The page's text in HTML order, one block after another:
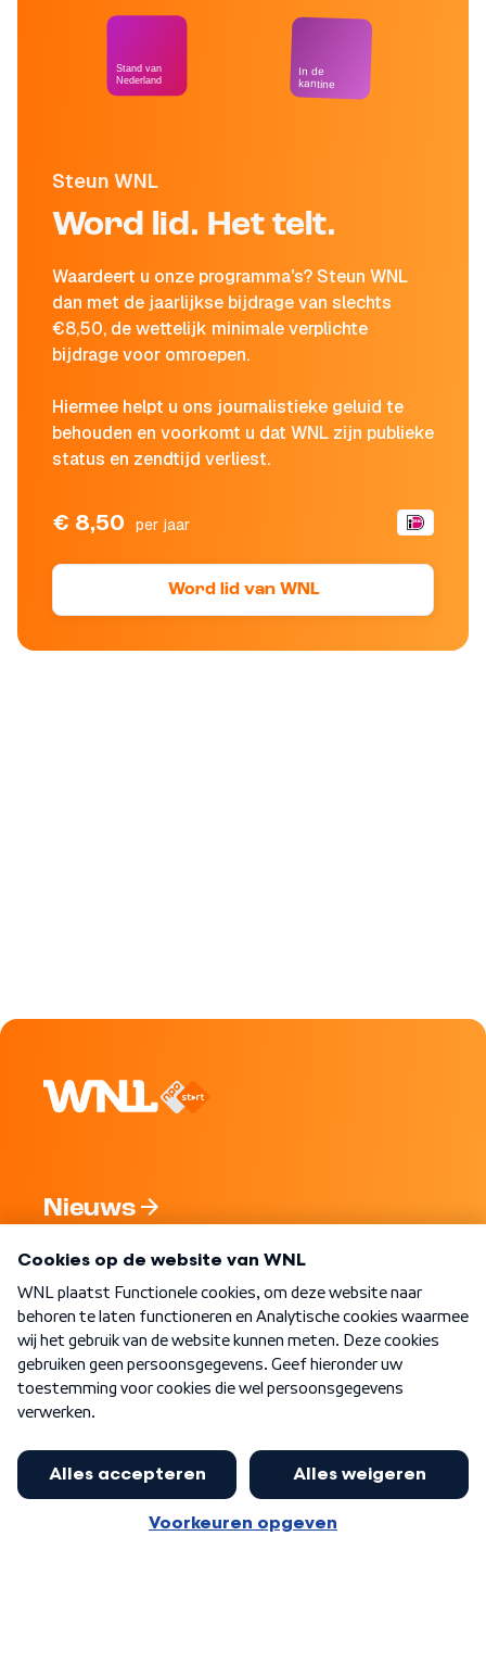
Steun WNL
Word lid. Het telt.
Waardeert u onze programma's? Steun WNL
dan met de jaarlijkse bijdrage van slechts
€8,50, de wettelijk minimale verplichte
bijdrage voor omroepen.
Hiermee helpt u ons journalistieke geluid te
behouden en voorkomt u dat WNL zijn publieke
status en zendtijd verliest.
€ 8,50 per jaar
Word lid van WNL
Stand van
Nederland
In de
kantine
Nieuws
Nieuwsbrief
Word Lid